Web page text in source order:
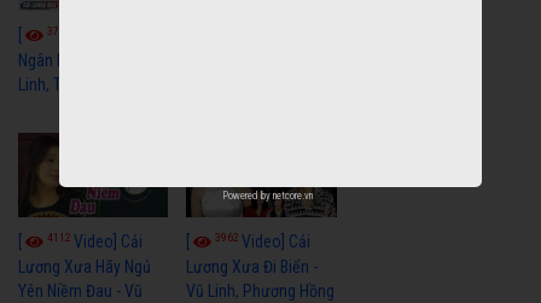
3765
Ngân Hà - Vũ Linh, Tài
Linh, Thoại Mỹ
4112 Video] Cải
Lương Xưa Hãy Ngủ
Yên Niềm Đau - Vũ
3962Video] Cải
Lương Xưa Đi Biển -
Vũ Linh, Phương Hồng
Powered by netcore.vn